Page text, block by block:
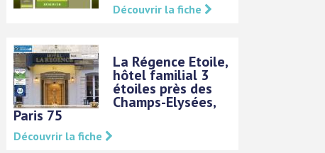
Découvrir la fiche
La Régence Etoile,
hôtel familial 3
étoiles près des
Champs-Elysées,
Paris 75
Découvrir la fiche